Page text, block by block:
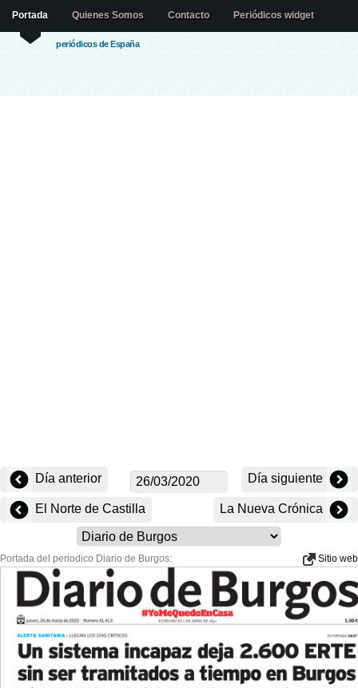
periódicos de España
Portada Quienes Somos Contacto Periódicos widget
Día anterior Día siguiente
El Norte de Castilla La Nueva Crónica
Portada del periodico Diario de Burgos: Sitio web